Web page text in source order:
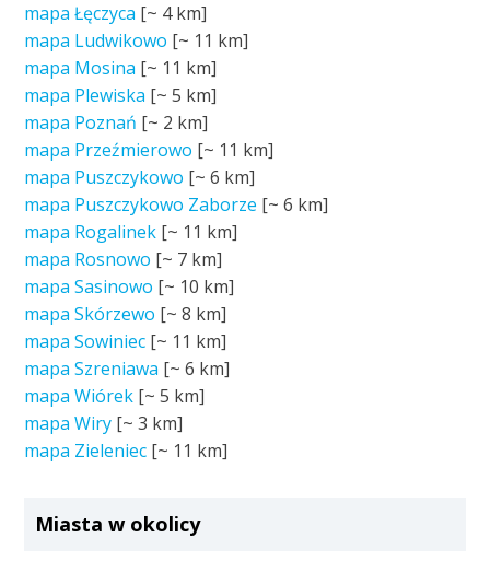
mapa Łęczyca [~ 4 km]
mapa Ludwikowo [~ 11 km]
mapa Mosina [~ 11 km]
mapa Plewiska [~5 km]
mapa Poznań [~ 2 km]
mapa Przeźmierowo [~ 11 km]
mapa Puszczykowo [~6 km]
mapa Puszczykowo Zaborze [~6 km]
mapa Rogalinek [~ 11 km]
mapa Rosnowo [~ 7 km]
mapa Sasinowo [~ 10 km]
mapa Skórzewo [~8 km]
mapa Sowiniec [~ 11 km]
mapa Szreniawa [~6 km]
mapa Wiórek [~5 km]
mapa Wiry [~3 km]
mapa Zieleniec [~ 11 km]
Miasta w okolicy